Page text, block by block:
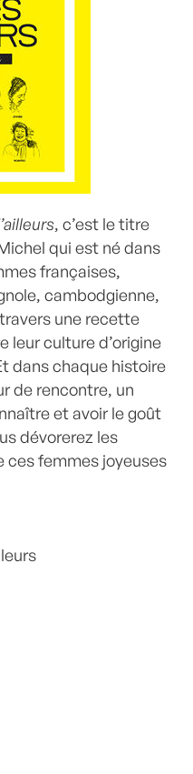
, c’est le titre
qui est né dans
françaises,
cambodgienne,
une recette
leur culture d’origine
dans chaque histoire
de rencontre, un
et avoir le goût
dévorerez les
ces femmes joyeuses